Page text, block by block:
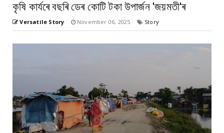
কৃষি কাৰ্যৰে বছৰি ডেৰ কোটি টকা উপার্জন 'জয়মতী'ৰ
Versatile Story November 06, 2025 Story